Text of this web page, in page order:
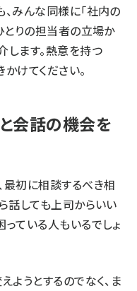
みんな同様に「社内の
とりの担当者の立場か
します。熱意を持つ
けてください。
会話の機会を
最初に相談するべき相
話しても上司からいい
ている人もいるでしょ
ようとするのでなく、ま